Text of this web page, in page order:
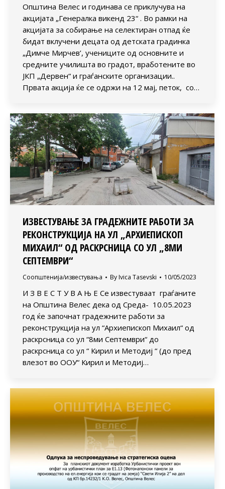
Општина Велес и годинава се приклучува на
акцијата „Генералка викенд 23“ . Во рамки на
акцијата за собирање на селектиран отпад ќе
бидат вклучени децата од детската градинка
„Димче Мирчев’, учениците од основните и
средните училишта во градот, вработените во
ЈКП „Дервен“ и граѓанските организации..
Првата акција ќе се одржи на 12 мај, петок, со…
ИЗВЕСТУВАЊЕ ЗА ГРАДЕЖНИТЕ РАБОТИ ЗА
РЕКОНСТРУКЦИЈА НА УЛ „АРХИЕПИСКОП
МИХАИЛ“ ОД РАСКРСНИЦА СО УЛ „8МИ
СЕПТЕМВРИ“
Соопштенија/известувања By Ivica Tasevski 10/05/2023
И З В Е С Т У В А Њ Е Се известуваат граѓаните
на Општина Велес дека од Среда- 10.05.2023
год ќе започнат градежните работи за
реконструкција на ул “Архиепископ Михаил“ од
раскрсница со ул “8ми Септември“ до
раскрсница со ул “ Кирил и Методиј “ (до пред
влезот во ООУ“ Кирил и Методиј…